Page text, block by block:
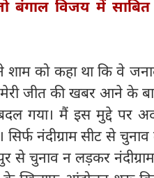
बंगाल विजय में
शाम को कहा था कि वे
जीत की खबर आने के
गया। मैं इस मुद्दे पर
नंदीग्राम सीट से चुनाव
से चुनाव न लड़कर